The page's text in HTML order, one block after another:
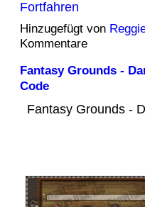
Fortfahren
Hinzugefügt von
Kommentare
Fantasy Grounds -
Code
Fantasy Grounds -